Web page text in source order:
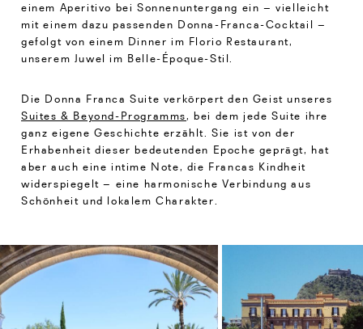
einem Aperitivo bei Sonnenuntergang ein – vielleicht
mit einem dazu passenden Donna-Franca-Cocktail –
gefolgt von einem Dinner im Florio Restaurant,
unserem Juwel im Belle-Époque-Stil.
Die Donna Franca Suite verkörpert den Geist unseres
Suites & Beyond-Programms, bei dem jede Suite ihre
ganz eigene Geschichte erzählt. Sie ist von der
Erhabenheit dieser bedeutenden Epoche geprägt, hat
aber auch eine intime Note, die Francas Kindheit
widerspiegelt – eine harmonische Verbindung aus
Schönheit und lokalem Charakter.